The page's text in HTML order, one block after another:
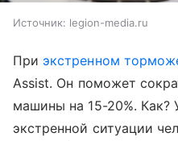
Источник: legion-media.ru
При экстренном
Assist. Он поможет
машины на 15-20%. Как?
экстренной ситуации